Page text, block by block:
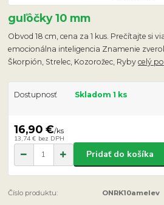
guľôčky 10 mm
Obvod 18 cm, cena za 1 kus. Prečítajte si
emocionálna inteligencia Znamenie
Škorpión, Strelec, Kozorožec, Rybycelý
Dostupnosť Skladom 1 ks
16,90 €/ks
13,74 € bez DPH
Pridať do košíka
Číslo produktu: ONRK10amelev